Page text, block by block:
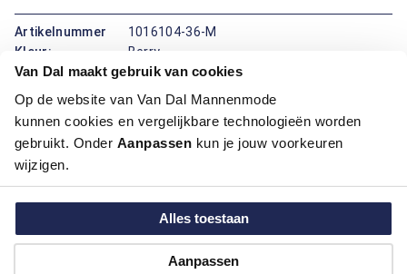
Van Dal maakt gebruik van cookies
Op de website van Van Dal Mannenmode
kunnen cookies en vergelijkbare technologieën worden
gebruikt. Onder Aanpassen kun je jouw voorkeuren
wijzigen.
Alles toestaan
Aanpassen
Artikelnummer
1016104-36-M
Kleur:
Berry
Materiaal:
100% Katoen
Pasvorm:
Regular Fit
Motief:
Dit overhemd van Campbell heeft een button-down boord en
grafische patroon voegt een uniek element toe, terwijl het
katoen zorgt voor comfort en ademend vermogen. Of je nu
een wandeling maakt of thuis ontspant: dit overhemd biedt